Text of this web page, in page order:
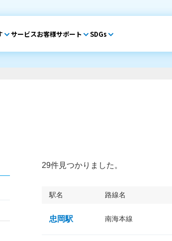
サービスお客様サポート SDGs
29件見つかりました。
駅名 路線名
忠岡駅 南海本線